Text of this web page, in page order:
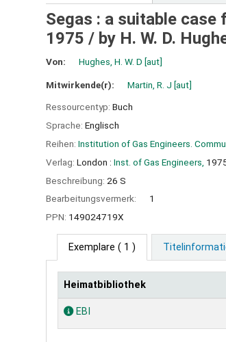
Segas : a suitable
1975 / by H. W. D.
Von: Hughes, H. W. D [aut]
Mitwirkende(r): Martin, R. J [aut]
Ressourcentyp: Buch
Sprache: Englisch
Reihen: Institution of Gas Engineers.
Verlag: London : Inst. of Gas Engineers,
Beschreibung: 26 S
Bearbeitungsvermerk:
1
PPN: 149024719X
Exemplare ( 1 )
Exemplare
Heimatbibliothek
EBI